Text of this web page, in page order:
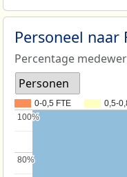
Personeel naar
Percentage
Personen
0-0,5 FTE 0,5-
80%
80%
100%
100%